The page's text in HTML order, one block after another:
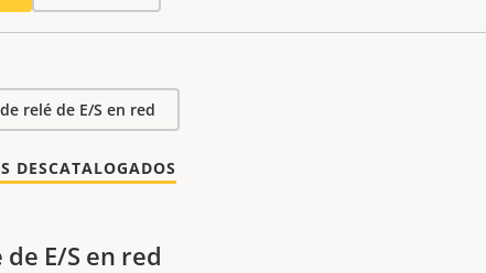
relé de E/S en red
DESCATALOGADOS
E/S en red